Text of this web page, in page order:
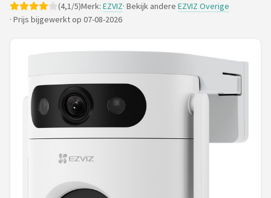
Camera Deurbellen
Shop
POPULAIRE MERKEN
Eufy
Home-Locking
Reolink
(4,1/5)Merk: EZVIZ· Bekijk andere EZVIZ Overige
· Prijs bijgewerkt op 07-08-2026